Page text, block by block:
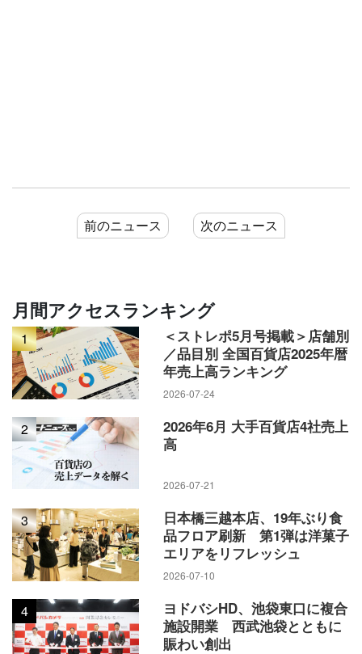
前のニュース 次のニュース
月間アクセスランキング
1
＜ストレポ5月号掲載＞店舗別
／品目別 全国百貨店2025年暦
年売上高ランキング
2026-07-24
2
2026年6月 大手百貨店4社売上
高
2026-07-21
3
日本橋三越本店、19年ぶり食
品フロア刷新 第1弾は洋菓子
エリアをリフレッシュ
2026-07-10
4
ヨドバシHD、池袋東口に複合
施設開業 西武池袋とともに
賑わい創出